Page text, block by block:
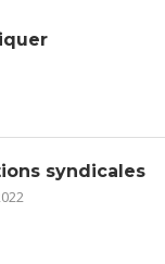
syndicales